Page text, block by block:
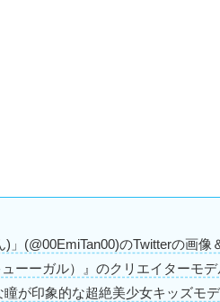
)」(@00EmiTan00)のTwitterの画
ーーガル）』のクリエイターモ
が印象的な超絶美少女キッズモ